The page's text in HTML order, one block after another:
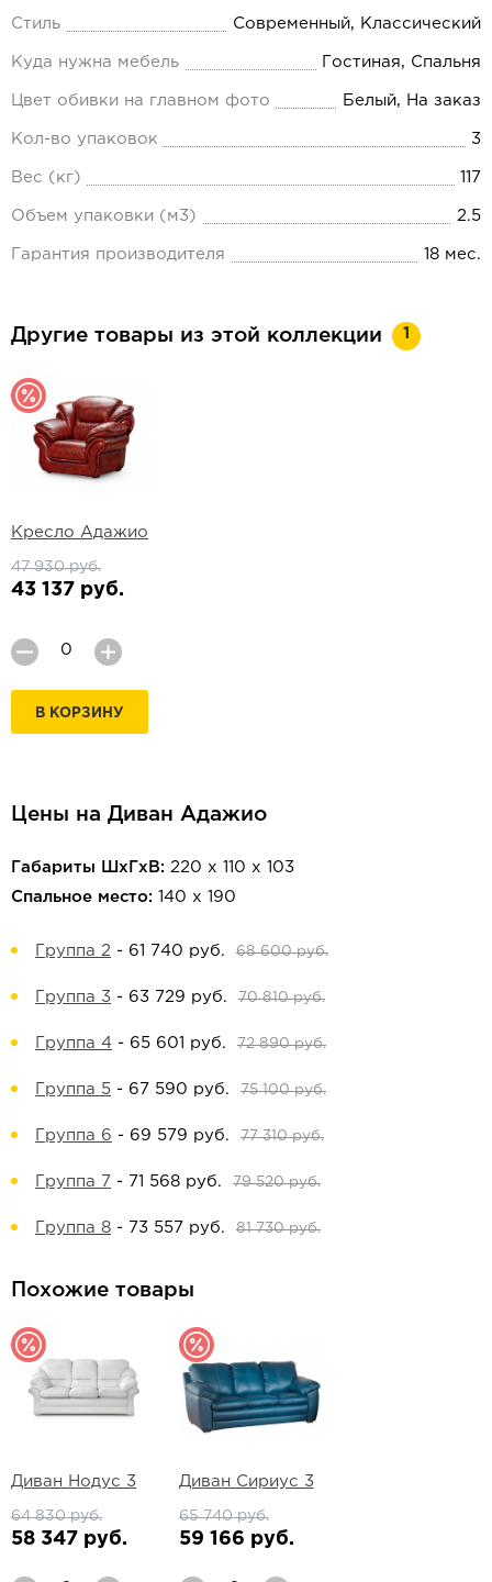
Стиль Современный, Классический
Куда нужна мебель Гостиная, Спальня
Цвет обивки на главном фото Белый, На заказ
Кол-во упаковок 3
Вес (кг) 117
Объем упаковки (м3) 2.5
Гарантия производителя 18 мес.
Другие товары из этой коллекции 1
Кресло Адажио
47 930 руб.
43 137 руб.
В КОРЗИНУ
Цены на Диван Адажио
Габариты ШхГхВ: 220 х 110 х 103
Спальное место: 140 х 190
Группа 2 - 61 740 руб. 68 600 руб.
Группа 3 - 63 729 руб. 70 810 руб.
Группа 4 - 65 601 руб. 72 890 руб.
Группа 5 - 67 590 руб. 75 100 руб.
Группа 6 - 69 579 руб. 77 310 руб.
Группа 7 - 71 568 руб. 79 520 руб.
Группа 8 - 73 557 руб. 81 730 руб.
Похожие товары
Диван Нодус 3
64 830 руб.
58 347 руб.
Диван Сириус 3
65 740 руб.
59 166 руб.